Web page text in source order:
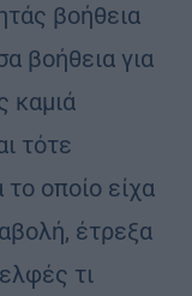
βοήθεια
βοήθεια για
καμιά
τότε
οποίο είχα
έτρεξα
τι